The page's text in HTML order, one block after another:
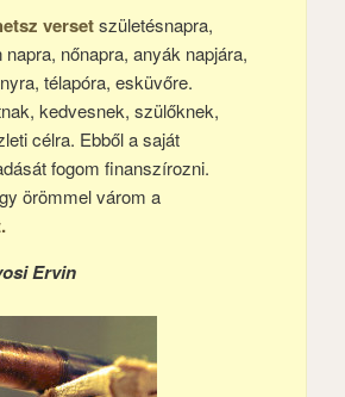
versetszületésnapra,
napra, nőnapra, anyák napjára,
télapóra, esküvőre.
kedvesnek, szülőknek,
célra. Ebből a saját
fogom finanszírozni.
örömmel várom a
Ervin